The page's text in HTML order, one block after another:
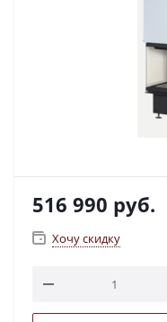
516 990 руб.
Хочу скидку